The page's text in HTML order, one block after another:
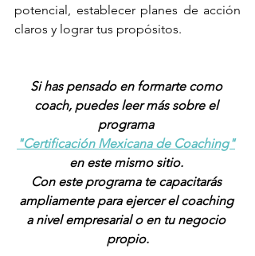
potencial, establecer planes de acción
claros y lograr tus propósitos.
Si has pensado en formarte como
coach, puedes leer más sobre el
programa
"Certificación Mexicana de Coaching"
en este mismo sitio.
Con este programa te capacitarás
ampliamente para ejercer el coaching
a nivel empresarial o en tu negocio
propio.